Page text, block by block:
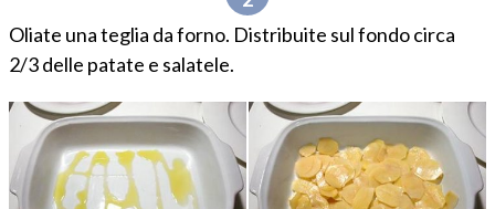
Oliate una teglia da forno. Distribuite sul fondo circa
2/3 delle patate e salatele.